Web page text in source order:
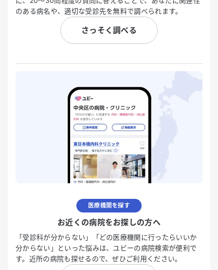
のある病名や、適切な受診先を無料で調べられます。
さっそく調べる
医療機関を探す
お近くの病院をお探しの方へ
「受診科が分からない」「どの医療機関に行ったらいいか
分からない」といった悩みは、ユビーの病院検索が便利で
す。近所の病院も探せるので、ぜひご利用ください。